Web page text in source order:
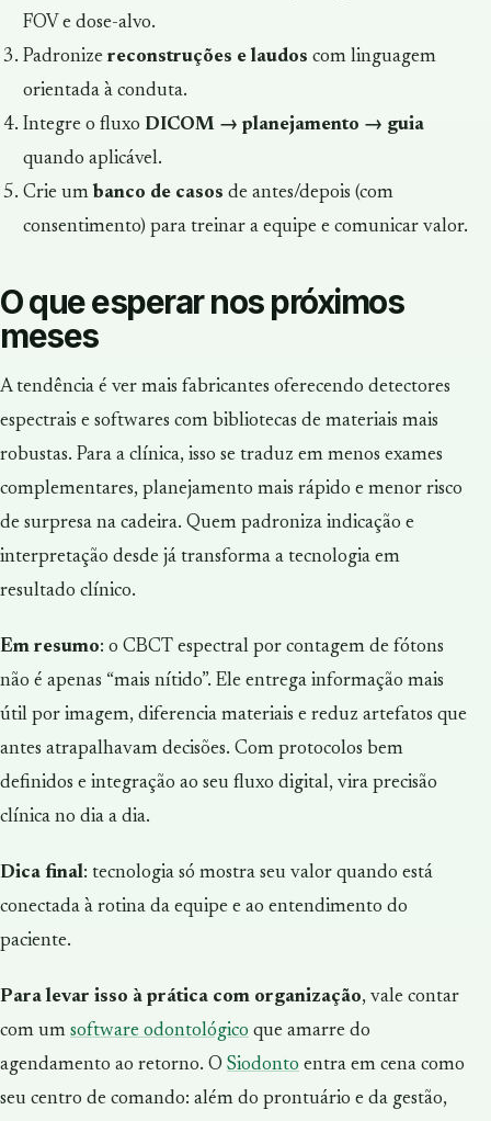
FOV e dose-alvo.
Padronize reconstruções e laudos com linguagem
orientada à conduta.
Integre o fluxo DICOM → planejamento → guia
quando aplicável.
Crie um banco de casos de antes/depois (com
consentimento) para treinar a equipe e comunicar valor.
O que esperar nos próximos
meses
A tendência é ver mais fabricantes oferecendo detectores
espectrais e softwares com bibliotecas de materiais mais
robustas. Para a clínica, isso se traduz em menos exames
complementares, planejamento mais rápido e menor risco
de surpresa na cadeira. Quem padroniza indicação e
interpretação desde já transforma a tecnologia em
resultado clínico.
Em resumo: o CBCT espectral por contagem de fótons
não é apenas “mais nítido”. Ele entrega informação mais
útil por imagem, diferencia materiais e reduz artefatos que
antes atrapalhavam decisões. Com protocolos bem
definidos e integração ao seu fluxo digital, vira precisão
clínica no dia a dia.
Dica final: tecnologia só mostra seu valor quando está
conectada à rotina da equipe e ao entendimento do
paciente.
Para levar isso à prática com organização, vale contar
com um software odontológico que amarre do
agendamento ao retorno. O Siodonto entra em cena como
seu centro de comando: além do prontuário e da gestão,